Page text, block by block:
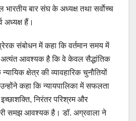
बार संघ के अध्यक्ष तथा सर्वाेच्च
अध्यक्ष हैं।
संबोधन में कहा कि वर्तमान समय में
अत्यंत आवश्यक है कि वे केवल सैद्धांतिक
क्षेत्र की व्यावहारिक चुनौतियों
कहा कि न्यायपालिका में सफलता
निरंतर परिश्रम और
समझ आवश्यक है। डॉ. अग्रवाला ने